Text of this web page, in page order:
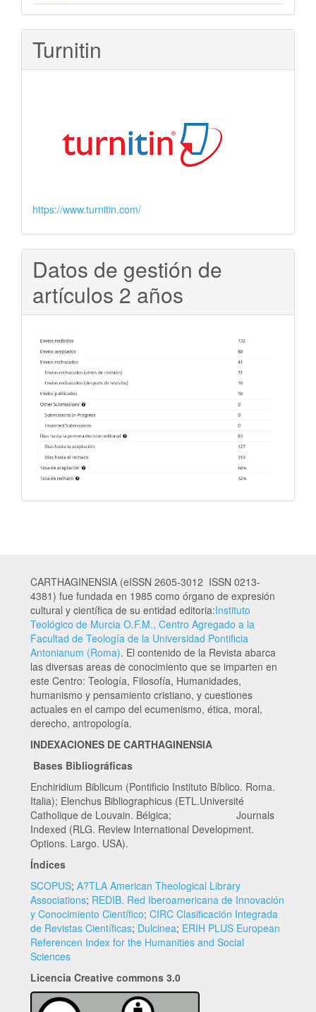
Turnitin
https://www.turnitin.com/
Datos de gestión de
artículos 2 años
CARTHAGINENSIA (eISSN 2605-3012 ISSN 0213-
4381) fue fundada en 1985 como órgano de expresión
cultural y científica de su entidad editoria:Instituto
Teológico de Murcia O.F.M., Centro Agregado a la
Facultad de Teología de la Universidad Pontificia
Antonianum (Roma). El contenido de la Revista abarca
las diversas areas de conocimiento que se imparten en
este Centro: Teología, Filosofía, Humanidades,
humanismo y pensamiento cristiano, y cuestiones
actuales en el campo del ecumenismo, ética, moral,
derecho, antropología.
INDEXACIONES DE CARTHAGINENSIA
Bases Bibliográficas
Enchiridium Biblicum (Pontificio Instituto Bíblico. Roma.
Italia); Elenchus Bibliographicus (ETL.Université
Catholique de Louvain. Bélgica; Journals
Indexed (RLG. Review International Development.
Options. Largo. USA).
Índices
SCOPUS; A?TLA American Theological Library
Associations; REDIB. Red Iberoamericana de Innovación
y Conocimiento Científico; CIRC Clasificación Integrada
de Revistas Científicas; Dulcinea; ERIH PLUS European
Referencen Index for the Humanities and Social
Sciences
Licencia Creative commons 3.0